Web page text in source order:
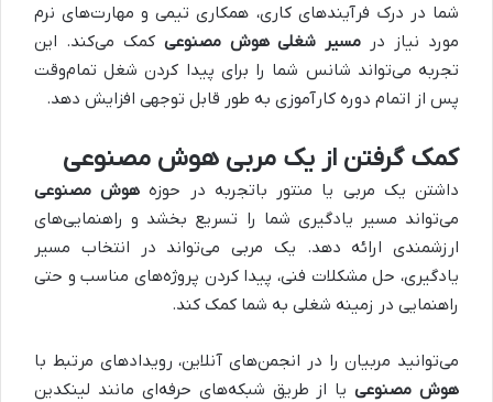
شما در درک فرآیندهای کاری، همکاری تیمی و مهارت‌های نرم
مورد نیاز در مسیر شغلی هوش مصنوعی کمک می‌کند. این
تجربه می‌تواند شانس شما را برای پیدا کردن شغل تمام‌وقت
پس از اتمام دوره کارآموزی به طور قابل توجهی افزایش دهد.
کمک گرفتن از یک مربی هوش مصنوعی
داشتن یک مربی یا منتور باتجربه در حوزه هوش مصنوعی
می‌تواند مسیر یادگیری شما را تسریع بخشد و راهنمایی‌های
ارزشمندی ارائه دهد. یک مربی می‌تواند در انتخاب مسیر
یادگیری، حل مشکلات فنی، پیدا کردن پروژه‌های مناسب و حتی
راهنمایی در زمینه شغلی به شما کمک کند.
می‌توانید مربیان را در انجمن‌های آنلاین، رویدادهای مرتبط با
هوش مصنوعییا از طریق شبکه‌های حرفه‌ای مانند لینکدین